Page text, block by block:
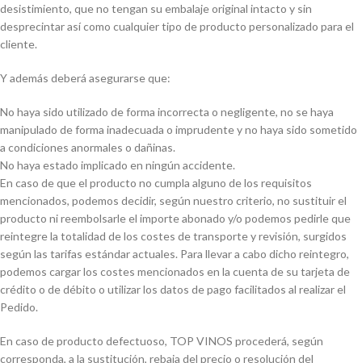
desistimiento, que no tengan su embalaje original intacto y sin
desprecintar así como cualquier tipo de producto personalizado para el
cliente.
Y además deberá asegurarse que:
No haya sido utilizado de forma incorrecta o negligente, no se haya
manipulado de forma inadecuada o imprudente y no haya sido sometido
a condiciones anormales o dañinas.
No haya estado implicado en ningún accidente.
En caso de que el producto no cumpla alguno de los requisitos
mencionados, podemos decidir, según nuestro criterio, no sustituir el
producto ni reembolsarle el importe abonado y/o podemos pedirle que
reintegre la totalidad de los costes de transporte y revisión, surgidos
según las tarifas estándar actuales. Para llevar a cabo dicho reintegro,
podemos cargar los costes mencionados en la cuenta de su tarjeta de
crédito o de débito o utilizar los datos de pago facilitados al realizar el
Pedido.
En caso de producto defectuoso, TOP VINOS procederá, según
corresponda, a la sustitución, rebaja del precio o resolución del